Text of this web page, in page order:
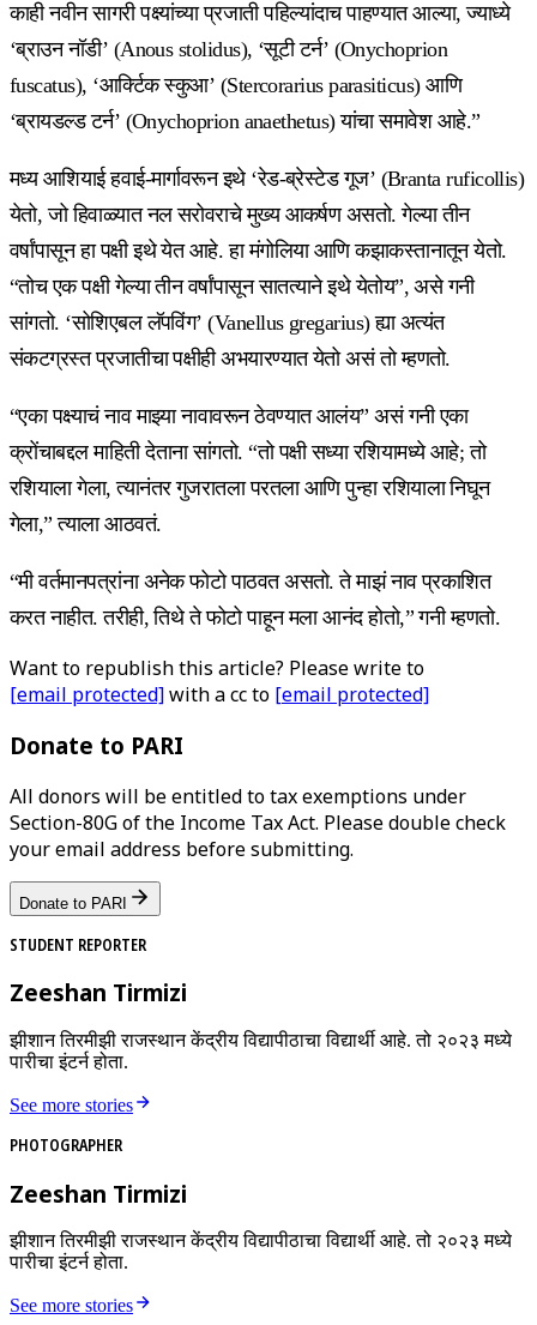
काही नवीन सागरी पक्ष्यांच्या प्रजाती पहिल्यांदाच पाहण्यात आल्या, ज्याध्ये
‘ब्राउन नॉडी’ (Anous stolidus), ‘सूटी टर्न’ (Onychoprion
fuscatus), ‘आर्क्टिक स्कुआ’ (Stercorarius parasiticus) आणि
‘ब्रायडल्ड टर्न’ (Onychoprion anaethetus) यांचा समावेश आहे.”
मध्य आशियाई हवाई-मार्गावरून इथे ‘रेड-ब्रेस्टेड गूज’ (Branta ruficollis)
येतो, जो हिवाळ्यात नल सरोवराचे मुख्य आकर्षण असतो. गेल्या तीन
वर्षांपासून हा पक्षी इथे येत आहे. हा मंगोलिया आणि कझाकस्तानातून येतो.
“तोच एक पक्षी गेल्या तीन वर्षांपासून सातत्याने इथे येतोय”, असे गनी
सांगतो. ‘सोशिएबल लॅपविंग’ (Vanellus gregarius) ह्या अत्यंत
संकटग्रस्त प्रजातीचा पक्षीही अभयारण्यात येतो असं तो म्हणतो.
“एका पक्ष्याचं नाव माझ्या नावावरून ठेवण्यात आलंय” असं गनी एका
क्रोंचाबद्दल माहिती देताना सांगतो. “तो पक्षी सध्या रशियामध्ये आहे; तो
रशियाला गेला, त्यानंतर गुजरातला परतला आणि पुन्हा रशियाला निघून
गेला,” त्याला आठवतं.
“मी वर्तमानपत्रांना अनेक फोटो पाठवत असतो. ते माझं नाव प्रकाशित
करत नाहीत. तरीही, तिथे ते फोटो पाहून मला आनंद होतो,” गनी म्हणतो.
Want to republish this article? Please write to
[email protected]with a cc to [email protected]
Donate to PARI
All donors will be entitled to tax exemptions under
Section-80G of the Income Tax Act. Please double check
your email address before submitting.
Donate to PARI
STUDENT REPORTER
Zeeshan Tirmizi
झीशान तिरमीझी राजस्थान केंद्रीय विद्यापीठाचा विद्यार्थी आहे. तो २०२३ मध्ये
पारीचा इंटर्न होता.
See more stories
PHOTOGRAPHER
Zeeshan Tirmizi
झीशान तिरमीझी राजस्थान केंद्रीय विद्यापीठाचा विद्यार्थी आहे. तो २०२३ मध्ये
पारीचा इंटर्न होता.
See more stories